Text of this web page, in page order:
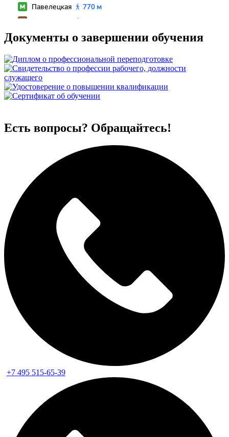
Документы о завершении обучения
Есть вопросы? Обращайтесь!
+7 495 515-65-39